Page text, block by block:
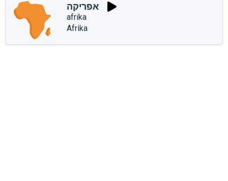
אפריקה
afrika
Afrika